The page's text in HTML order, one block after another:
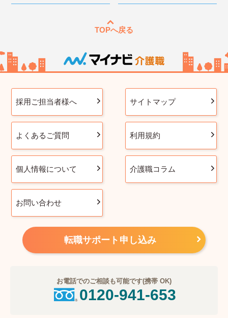
TOPへ戻る
採用ご担当者様へ サイトマップ
よくあるご質問 利用規約
個人情報について 介護職コラム
お問い合わせ
転職サポート申し込み
お電話でのご相談も可能です(携帯 OK)
0120-941-653